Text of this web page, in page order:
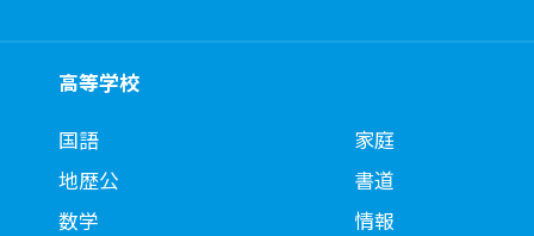
高等学校
国語
地歴公
数学
家庭
書道
情報